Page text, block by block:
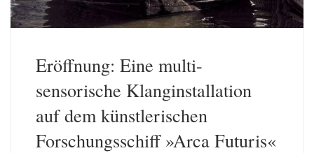
Eröffnung: Eine multi-
sensorische Klanginstallation
auf dem künstlerischen
Forschungsschiff »Arca Futuris«